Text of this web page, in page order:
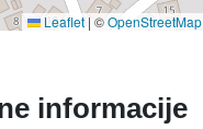
Leaflet | ©OpenStreetMap
informacije